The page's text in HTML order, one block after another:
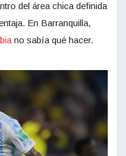
del área chica definida
En Barranquilla,
no sabía qué hacer.